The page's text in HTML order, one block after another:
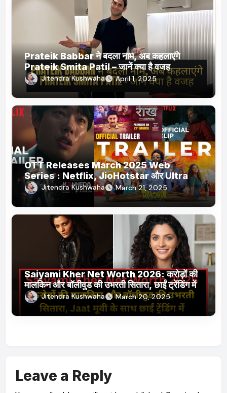
Prateik Babbar ने बदला नाम, अब कहलाएंगे
Prateik Smita Patil – जानें क्या है वजह
Jitendra Kushwaha April 1, 2025
OTT Releases March 2025 Web
Series : Netflix, JioHotstar और Ultra
Jhakaas पर नई वेब सीरीज और फिल्में
Jitendra Kushwaha March 21, 2025
Saiyami Kher Net Worth 2026: करोड़ों की
मालकिन और बॉलीवुड की उभरती सितारा, छाईं ट्रेंडिंग में
Jitendra Kushwaha March 20, 2025
Leave a Reply